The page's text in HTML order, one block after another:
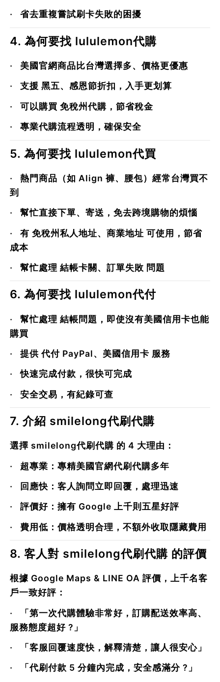
· 省去重複嘗試刷卡失敗的困擾
4. 為何要找 lululemon代購
· 美國官網商品比台灣選擇多、價格更優惠
· 支援 黑五、感恩節折扣 ，入手更划算
· 可以購買 免稅州代購 ，節省稅金
· 專業代購流程透明，確保安全
5. 為何要找 lululemon代買
· 熱門商品（如 Align 褲、腰包）經常台灣買不
到
· 幫忙直接下單、寄送，免去跨境購物的煩惱
· 有 免稅州私人地址、商業地址 可使用，節省
成本
· 幫忙處理 結帳卡關、訂單失敗 問題
6. 為何要找 lululemon代付
· 幫忙處理 結帳問題 ，即使沒有美國信用卡也能
購買
· 提供代付 PayPal、美國信用卡 服務
·快速完成付款 ，很快可完成
· 安全交易，有紀錄可查
7. 介紹 smilelong代刷代購
選擇 smilelong代刷代購 的 4 大理由：
· 超專業 ：專精美國官網代刷代購多年
·
回應快 ：客人詢問立即回覆，處理迅速
· 評價好 ：擁有 Google 上千則五星好評
· 費用低 ：價格透明合理，不額外收取隱藏費用
8. 客人對 smilelong代刷代購 的評價
根據 Google Maps & LINE OA 評價，上千名客
戶一致好評：
·
「第一次代購體驗非常好，訂購配送效率高、
服務態度超好 ?」
·
「客服回覆速度快，解釋清楚，讓人很安心」
·
「代刷付款 5 分鐘內完成，安全感滿分 ?」